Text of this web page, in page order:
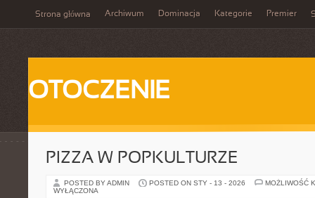
Strona główna Archiwum Dominacja Kategorie Premier
OTOCZENIE
PIZZA W POPKULTURZE
POSTED BY ADMIN POSTED ON STY - 13 - 2026
MOŻLIWOŚĆ
WYŁĄCZONA